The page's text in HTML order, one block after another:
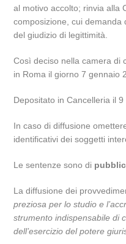
al motivo accolto; rinvia alla
composizione, cui demanda
del giudizio di legittimità.
Così deciso nella camera di
in Roma il giorno 7 gennaio
Depositato in Cancelleria il 9
In caso di diffusione
identificativi dei soggetti
Le sentenze sono di
La diffusione dei
preziosa per lo studio e
strumento indispensabile di
dell’esercizio del potere